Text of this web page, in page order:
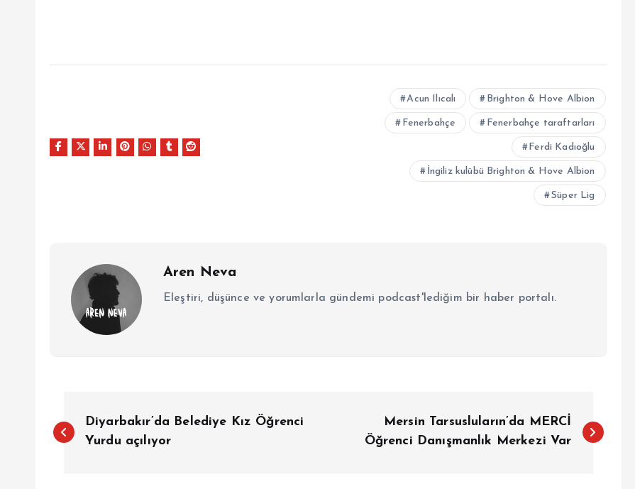
Acun Ilıcalı Brighton & Hove Albion
Fenerbahçe Fenerbahçe taraftarları
Ferdi Kadıoğlu
İngiliz kulübü Brighton & Hove Albion
Süper Lig
Aren Neva
Eleştiri, düşünce ve yorumlarla gündemi podcast'lediğim bir haber portalı.
a
Diyarbakır’da Belediye Kız Öğrenci
Yurdu açılıyor
Mersin Tarsusluların’da MERCİ
Öğrenci Danışmanlık Merkezi Var